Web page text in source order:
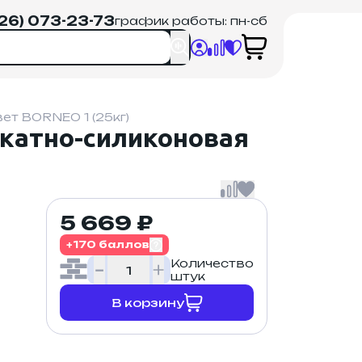
073-23-73график работы: пн-сб
1 (25кг)
силиконовая
5 669 ₽
+170 баллов
Количество
штук
В корзину